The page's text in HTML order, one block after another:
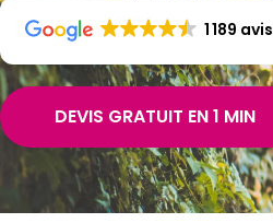
1 189 avis
DEVIS GRATUIT EN 1 MIN